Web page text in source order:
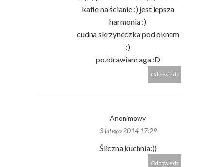
kafle na ścianie :) jest lepsza
harmonia :)
cudna skrzyneczka pod oknem
:)
pozdrawiam aga :D
Odpowiedz
Anonimowy
3 lutego 2014 17:29
Śliczna kuchnia:))
Odpowiedz